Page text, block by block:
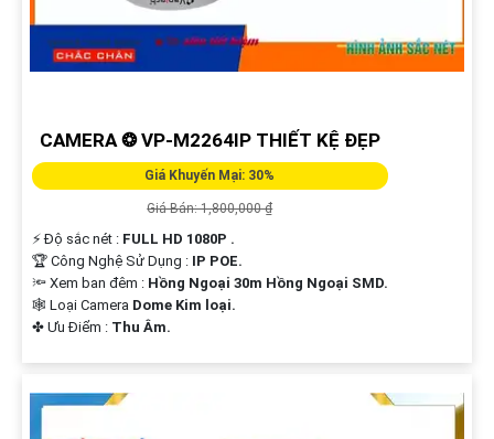
CAMERA ❂ VP-M2264IP THIẾT KỆ ĐẸP
Giá Khuyến Mại: 30%
Giá Bán: 1,800,000 ₫
️⚡ Độ sắc nét : FULL HD 1080P .
🏆 Công Nghệ Sử Dụng : IP POE.
🔦 Xem ban đêm : Hồng Ngoại 30m Hồng Ngoại SMD.
🕸️ Loại Camera Dome Kim loại.
️✤ Ưu Điểm : Thu Âm.